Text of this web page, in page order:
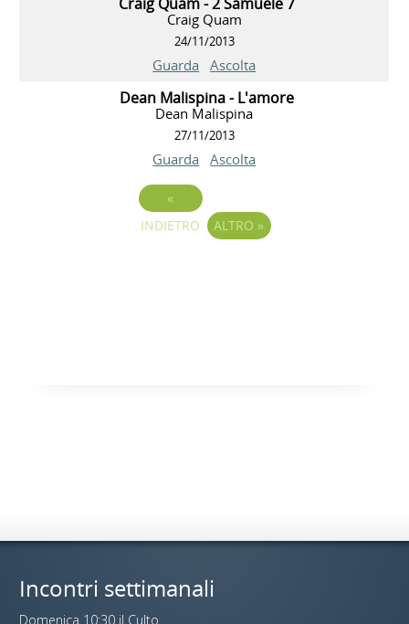
Craig Quam
24/11/2013
Guarda Ascolta
Dean Malispina - L'amore
Dean Malispina
27/11/2013
Guarda Ascolta
«
INDIETRO
ALTRO »
Incontri settimanali
Domenica 10:30 il Culto